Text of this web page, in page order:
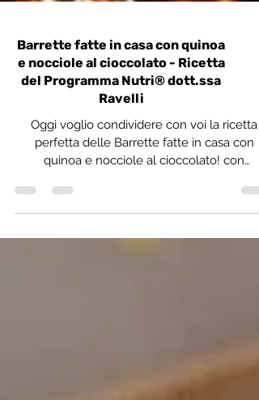
Barrette fatte in casa con quinoa
e nocciole al cioccolato - Ricetta
del Programma Nutri® dott.ssa
Ravelli
Oggi voglio condividere con voi la ricetta
quinoa e nocciole al cioccolato! con
tantissime proprie